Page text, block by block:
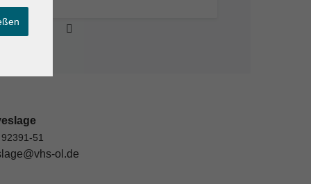
51
ol.de